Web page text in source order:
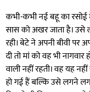
कभी-कभी नई बहू का
सास को अखर जाता है। उसे
रही। बेटे ने अपनी बीवी पर
दी तो मां को वह भी
वाली नहीं रहती। वह यह
हो गई हैं बल्कि उसे लगने